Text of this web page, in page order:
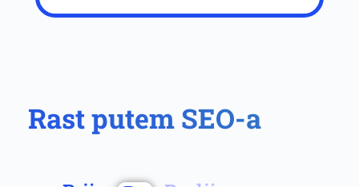
Rast putem SEO-a